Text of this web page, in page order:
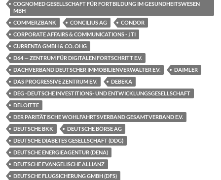
COGNOMED GESELLSCHAFT FÜR FORTBILDUNG IM GESUNDHEITSWESEN
MBH
COMMERZBANK
CONCILIUS AG
CONDOR
CORPORATE AFFAIRS & COMMUNICATIONS - JTI
CURRENTA GMBH & CO. OHG
D64 — ZENTRUM FÜR DIGITALEN FORTSCHRITT E.V.
DACHVERBAND DEUTSCHER IMMOBILIENVERWALTER E.V.
DAIMLER
DAS PROGRESSIVE ZENTRUM E.V.
DEBEKA
DEG -DEUTSCHE INVESTITIONS- UND ENTWICKLUNGSGESELLSCHAFT
DELOITTE
DER PARITÄTISCHE WOHLFAHRTSVERBAND GESAMTVERBAND E.V.
DEUTSCHE BKK
DEUTSCHE BÖRSE AG
DEUTSCHE DIABETES GESELLSCHAFT (DDG)
DEUTSCHE ENERGIEAGENTUR (DENA)
DEUTSCHE EVANGELISCHE ALLIANZ
DEUTSCHE FLUGSICHERUNG GMBH (DFS)